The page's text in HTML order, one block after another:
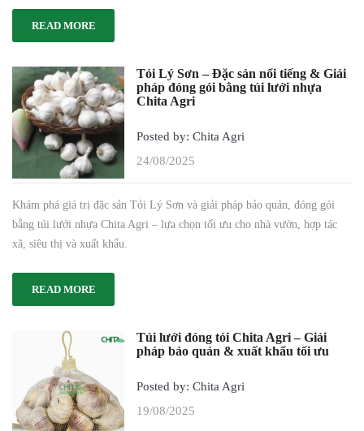
READ MORE
Tỏi Lý Sơn – Đặc sản nổi tiếng & Giải
pháp đóng gói bằng túi lưới nhựa
Chita Agri
Posted by: Chita Agri
24/08/2025
Khám phá giá trị đặc sản Tỏi Lý Sơn và giải pháp bảo quản, đóng gói
bằng túi lưới nhựa Chita Agri – lựa chọn tối ưu cho nhà vườn, hợp tác
xã, siêu thị và xuất khẩu.
READ MORE
Túi lưới đóng tỏi Chita Agri – Giải
pháp bảo quản & xuất khẩu tối ưu
Posted by: Chita Agri
19/08/2025